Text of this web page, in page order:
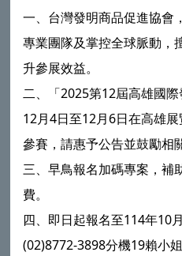
一、台灣發明商品促進協會
專業團隊及掌控全球脈動，
升參展效益。
二、「2025第12屆高雄國
12月4日至12月6日在高雄
參賽，請惠予公告並鼓勵相
三、早鳥報名加碼專案，補
費。
四、即日起報名至114年10
(02)8772-3898分機19賴小